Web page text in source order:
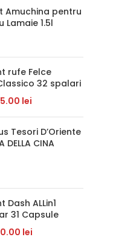
Amuchina pentru
Lamaie 1.5l
rufe Felce
32 spalari
lei
Tesori D’Oriente
DELLA CINA
Dash ALLin1
31 Capsule
lei